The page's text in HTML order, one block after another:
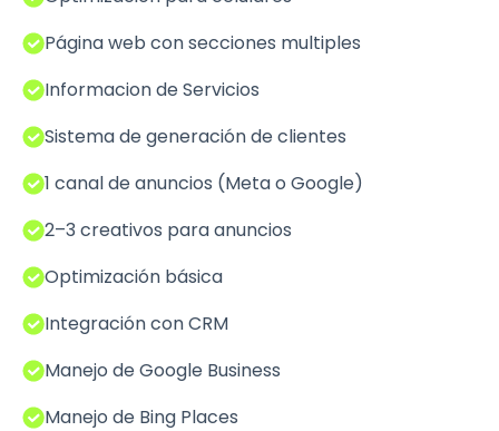
Página web con secciones multiples
Informacion de Servicios
Sistema de generación de clientes
1 canal de anuncios (Meta o Google)
2–3 creativos para anuncios
Optimización básica
Integración con CRM
Manejo de Google Business
Manejo de Bing Places